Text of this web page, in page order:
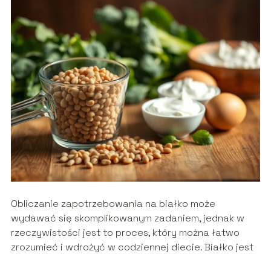
Obliczanie zapotrzebowania na białko może
wydawać się skomplikowanym zadaniem, jednak w
rzeczywistości jest to proces, który można łatwo
zrozumieć i wdrożyć w codziennej diecie. Białko jest